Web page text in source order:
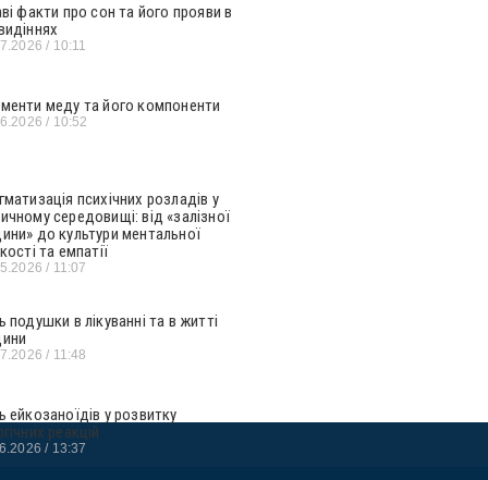
факти про сон та його прояви в
10:11
меду та його компоненти
10:52
психічних розладів у
середовищі: від «залізної
до культури ментальної
та емпатії
11:07
подушки в лікуванні та в житті
11:48
ейкозаноїдів у розвитку
реакцій
13:37